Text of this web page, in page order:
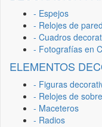
- Espejos
- Relojes de pared
- Cuadros
- Fotografías en
ELEMENTOS
- Figuras
- Relojes de
- Maceteros
- Radios